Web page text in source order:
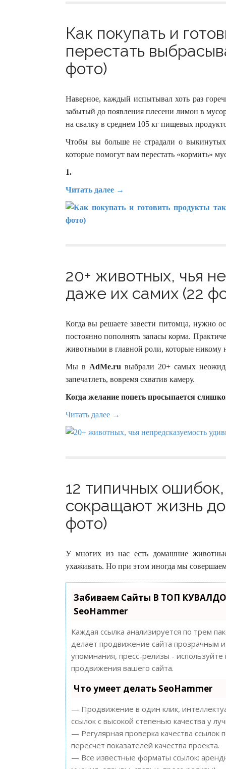
Как покупать и
перестать
фото)
Наверное, каждый испытывал хоть раз
забытый до появления плесени лимон в
на свалку в среднем 105 кг пищевых
Чтобы вы больше не страдали о
которые помогут вам перестать «кормить»
1.
Читать далее →
20+ животных, чья
даже их самих (22
Когда вы решаете завести питомца, нужно
постоянно пополнять запасы корма.
животными в главной роли, которые никому
Мы в AdMe.ru выбрали 20+ самых
запечатлеть, вовремя схватив камеру.
Когда желание попеть просыпается
Читать далее →
12 типичных
сокращают жизнь
фото)
У многих из нас есть домашние
ухаживать. Но при этом иногда мы
Забиваем Сайты В ТОП
SeoHammer
Каждая ссылка анализируется по трем
делает продвижение сайта прозрачным
упоминания, пресс-релизы -
продвижения вашего сайта.
Что умеет делать SeoHammer
— Продвижение в один клик,
ссылок с высокой степенью качества у
— Регулярная проверка качества
пересчет показателей качества проекта.
— Все известные форматы ссылок: